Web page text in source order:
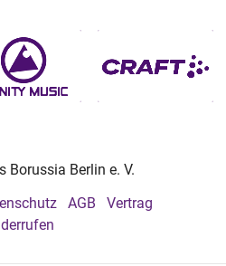
Borussia Berlin e. V.
AGB
Vertrag